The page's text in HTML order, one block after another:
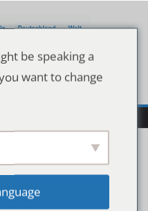
be speaking a
want to change